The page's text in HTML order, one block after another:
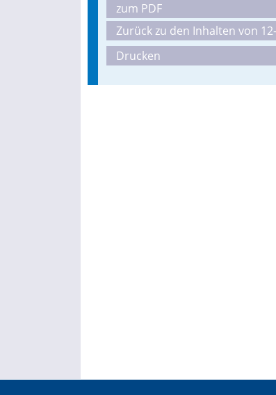
zum PDF
Zurück zu den Inhalten von
Drucken